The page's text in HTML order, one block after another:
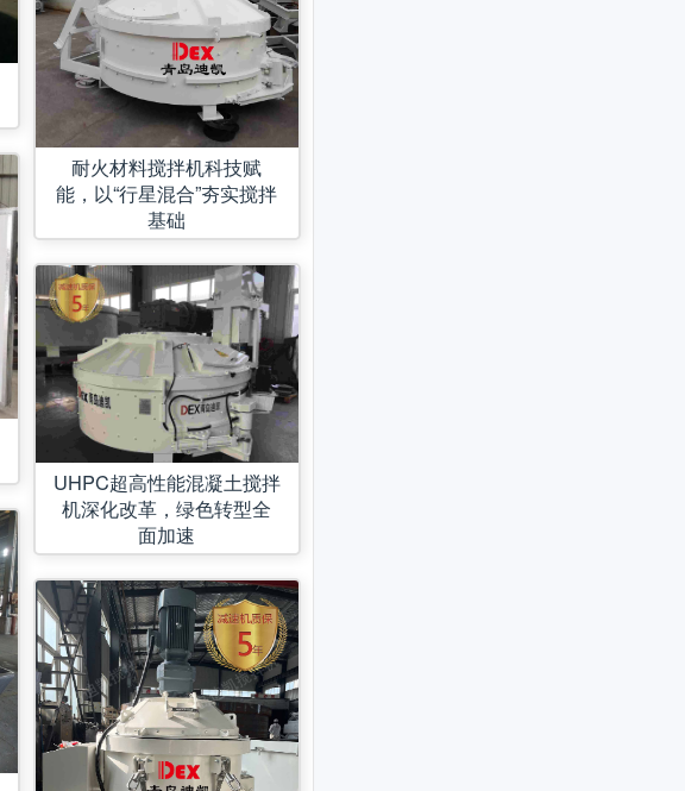
耐火材料搅拌机科技赋
能，以“行星混合”夯实搅拌
基础
UHPC超高性能混凝土搅拌
机深化改革，绿色转型全
面加速